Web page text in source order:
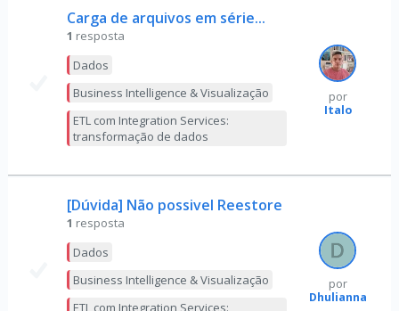
Carga de arquivos em série...
1 resposta
Dados
Business Intelligence & Visualização
ETL com Integration Services:
transformação de dados
por
Italo
[Dúvida] Não possivel Reestore
1 resposta
Dados
Business Intelligence & Visualização
ETL com Integration Services:
por
Dhulianna